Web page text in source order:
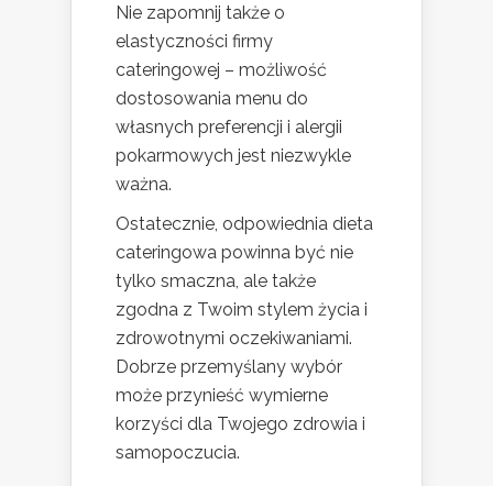
Nie zapomnij także o
elastyczności firmy
cateringowej – możliwość
dostosowania menu do
własnych preferencji i alergii
pokarmowych jest niezwykle
ważna.
Ostatecznie, odpowiednia dieta
cateringowa powinna być nie
tylko smaczna, ale także
zgodna z Twoim stylem życia i
zdrowotnymi oczekiwaniami.
Dobrze przemyślany wybór
może przynieść wymierne
korzyści dla Twojego zdrowia i
samopoczucia.